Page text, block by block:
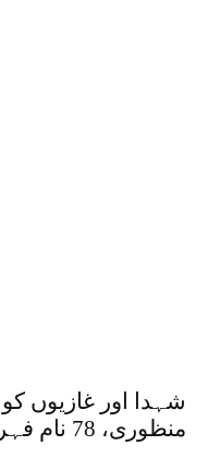
شہدا اور غازیوں
منظوری، 78 نام فہرست میں شامل